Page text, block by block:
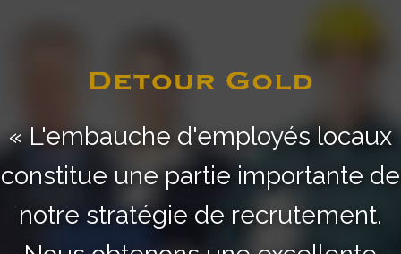
« L'embauche d'employés locaux
constitue une partie importante de
notre stratégie de recrutement.